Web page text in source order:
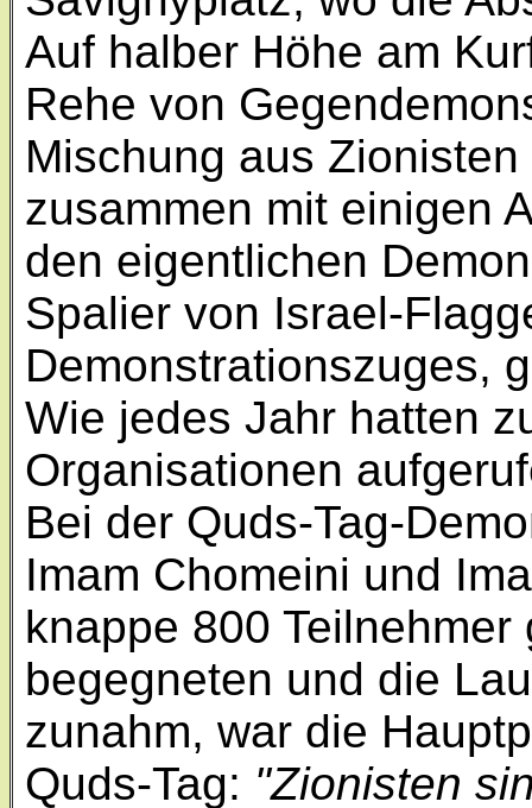
Auf halber Höhe am
Rehe von
Mischung aus
zusammen mit einigen
den eigentlichen
Spalier von Israel-
Demonstrationszuges,
Wie jedes Jahr hatten
Organisationen
Bei der Quds-Tag-
Imam Chomeini und
knappe 800
begegneten und die
zunahm, war die
Quds-Tag: "Zionisten